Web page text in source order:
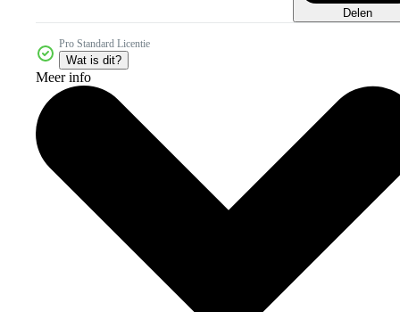
Delen
Pro Standard Licentie
Wat is dit?
Meer info